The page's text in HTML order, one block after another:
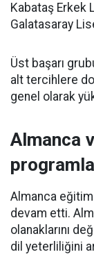
Kabataş Erkek
Galatasaray
Üst başarı
alt tercihlere
genel olarak
Almanca
Almanca
devam etti.
olanaklarını
dil yeterliliğini